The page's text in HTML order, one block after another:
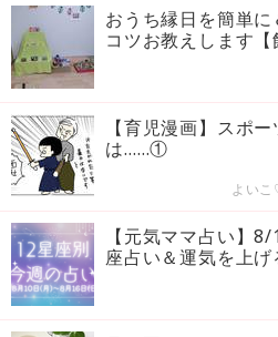
おうち縁日を簡単
コツお教えします【
【育児漫画】スポ
は……①
よい
【元気ママ占い】
座占い＆運気を上げ